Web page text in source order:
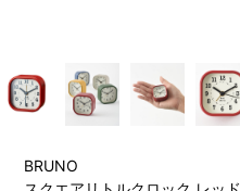
BRUNO